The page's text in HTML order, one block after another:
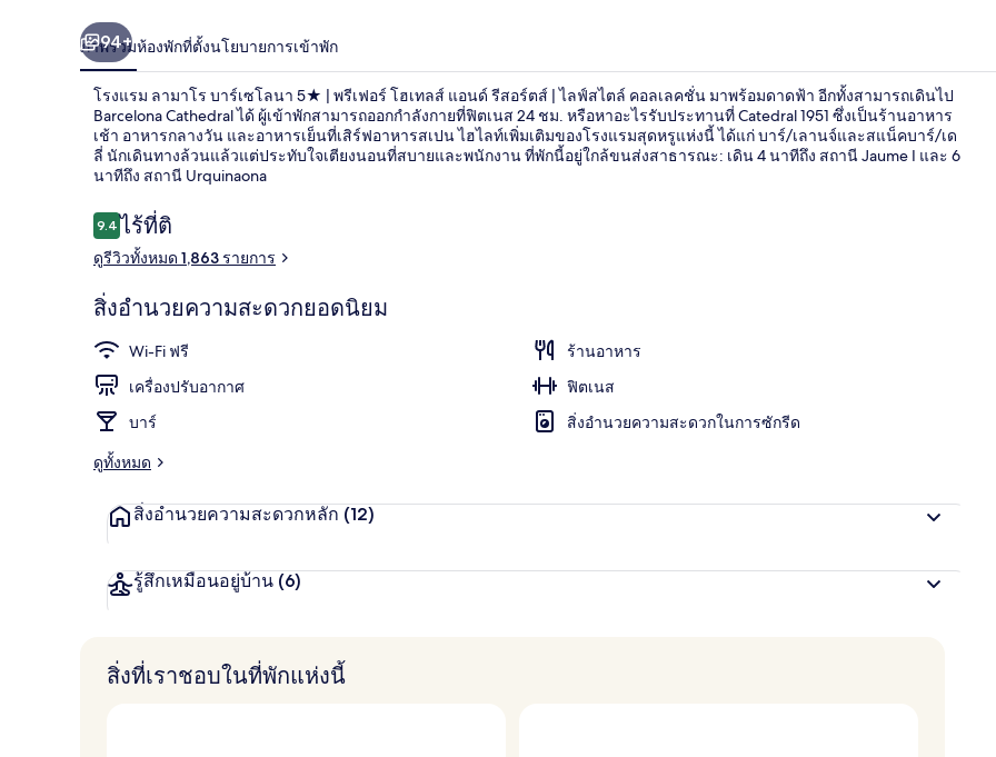
โฮ
เท
ลส์
แอนด์
สอร์ตส์
ไลฟ์
สไตล์
คอลเล
คชั่น
เครื่องนอนร
94+
ภาพรวมห้องพักที่ตั้งนโยบายการเข้าพัก
โรงแรม ลามาโร บาร์เซโลนา 5★ | พรีเฟอร์ โฮเทลส์ แอนด์ รีสอร์ตส์ | ไลฟ์สไตล์ คอลเลคชั่น มาพร้อมดาดฟ้า อีกทั้งสามารถเดินไป
Barcelona Cathedral ได้ ผู้เข้าพักสามารถออกกำลังกายที่ฟิตเนส 24 ชม. หรือหาอะไรรับประทานที่ Catedral 1951 ซึ่งเป็นร้านอาหาร
เช้า อาหารกลางวัน และอาหารเย็นที่เสิร์ฟอาหารสเปน ไฮไลท์เพิ่มเติมของโรงแรมสุดหรูแห่งนี้ ได้แก่ บาร์/เลานจ์และสแน็คบาร์/เด
ลี่ นักเดินทางล้วนแล้วแต่ประทับใจเตียงนอนที่สบายและพนักงาน ที่พักนี้อยู่ใกล้ขนส่งสาธารณะ: เดิน 4 นาทีถึง สถานี Jaume I และ 6
นาทีถึง สถานี Urquinaona
รีวิว
9.49.4 จาก 10
ไร้ที่ติ
ดูรีวิวทั้งหมด 1,863 รายการ
สิ่งอำนวยความสะดวกยอดนิยม
Wi-Fi ฟรี
ร้านอาหาร
เครื่องปรับอากาศ
ฟิตเนส
บาร์
สิ่งอำนวยความสะดวกในการซักรีด
ดูทั้งหมด
สิ่งอำนวยความสะดวกหลัก (12)
รู้สึกเหมือนอยู่บ้าน (6)
สิ่งที่เราชอบในที่พักแห่งนี้